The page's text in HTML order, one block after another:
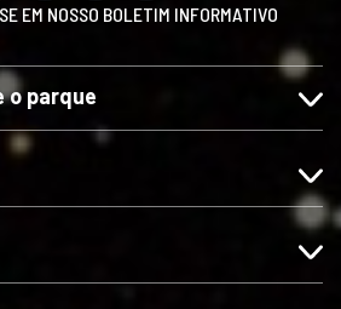
a
-
n
I
i
a
-
n
X
n
c
e
e
EM NOSSO BOLETIM INFORMATIVO
o parque